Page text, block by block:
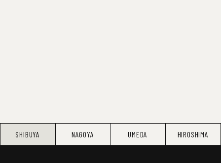
SHIBUYA NAGOYA UMEDA HIROSHIMA